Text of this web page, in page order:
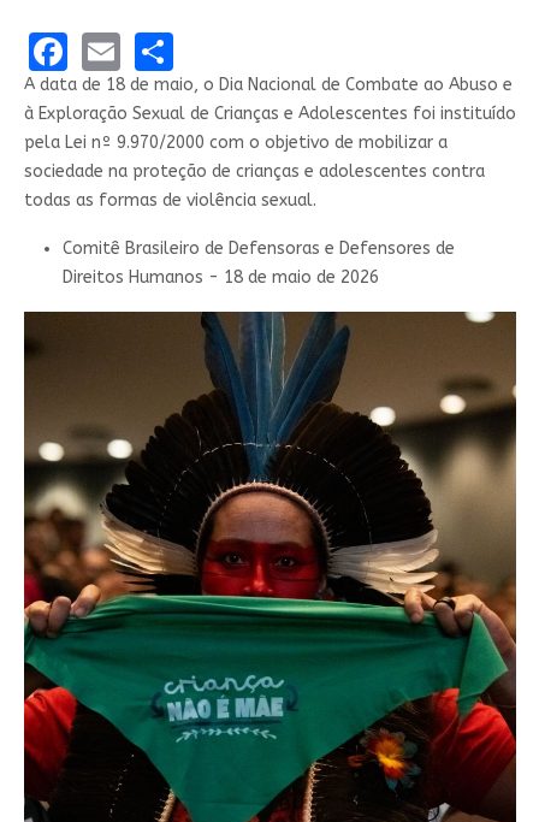
Facebook
EmailShare
A data de 18 de maio, o Dia Nacional de Combate ao Abuso e
à Exploração Sexual de Crianças e Adolescentes foi instituído
pela Lei nº 9.970/2000 com o objetivo de mobilizar a
sociedade na proteção de crianças e adolescentes contra
todas as formas de violência sexual.
Comitê Brasileiro de Defensoras e Defensores de
Direitos Humanos - 18 de maio de 2026